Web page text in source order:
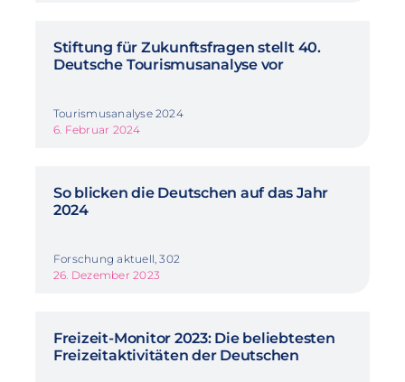
Stiftung für Zukunftsfragen stellt 40.
Deutsche Tourismusanalyse vor
Tourismusanalyse 2024
6. Februar 2024
So blicken die Deutschen auf das Jahr
2024
Forschung aktuell, 302
26. Dezember 2023
Freizeit-Monitor 2023: Die beliebtesten
Freizeitaktivitäten der Deutschen